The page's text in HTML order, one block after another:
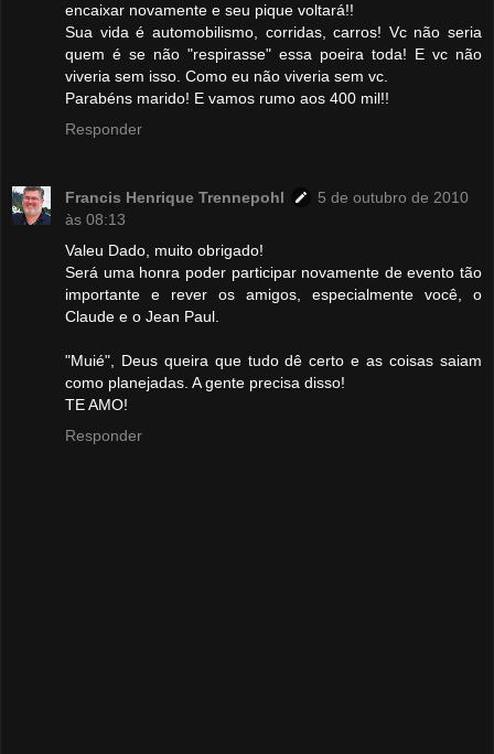
encaixar novamente e seu pique voltará!!
Sua vida é automobilismo, corridas, carros! Vc não seria
quem é se não "respirasse" essa poeira toda! E vc não
viveria sem isso. Como eu não viveria sem vc.
Parabéns marido! E vamos rumo aos 400 mil!!
Responder
Francis Henrique Trennepohl
5 de outubro de 2010
às 08:13
Valeu Dado, muito obrigado!
Será uma honra poder participar novamente de evento tão
importante e rever os amigos, especialmente você, o
Claude e o Jean Paul.
"Muié", Deus queira que tudo dê certo e as coisas saiam
como planejadas. A gente precisa disso!
TE AMO!
Responder